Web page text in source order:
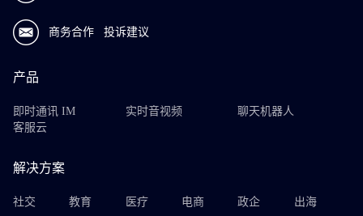
商务合作 投诉建议
产品
即时通讯 IM 实时音视频
聊天机器人
客服云
解决方案
社交 教育 医疗 电商 政企 出海